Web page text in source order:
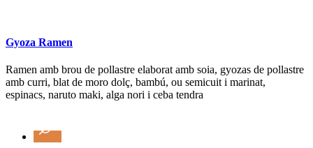
Gyoza Ramen
Ramen amb brou de pollastre elaborat amb soia, gyozas de pollastre
amb curri, blat de moro dolç, bambú, ou semicuit i marinat,
espinacs, naruto maki, alga nori i ceba tendra